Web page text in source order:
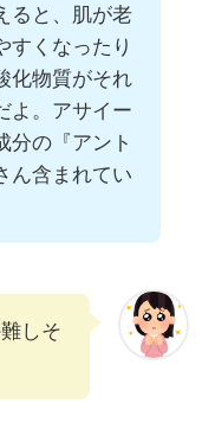
ると、肌が老
すくなったり
化物質がそれ
よ。アサイー
分の『アント
ん含まれてい
しそ